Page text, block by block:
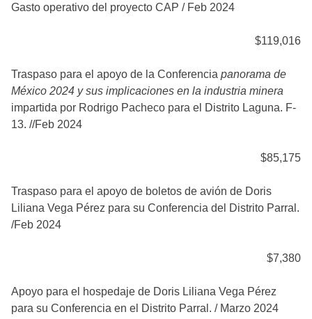
Gasto operativo del proyecto CAP / Feb 2024
$119,016
Traspaso para el apoyo de la Conferencia panorama de
México 2024 y sus implicaciones en la industria minera
impartida por Rodrigo Pacheco para el Distrito Laguna. F-
13. //Feb 2024
$85,175
Traspaso para el apoyo de boletos de avión de Doris
Liliana Vega Pérez para su Conferencia del Distrito Parral.
/Feb 2024
$7,380
Apoyo para el hospedaje de Doris Liliana Vega Pérez
para su Conferencia en el Distrito Parral. / Marzo 2024